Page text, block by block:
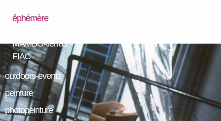
éphémère
MAMBO-tierras
FIAC
outdoors-events
peinture
photopeinture